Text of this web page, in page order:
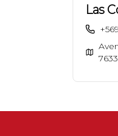
Las
7633